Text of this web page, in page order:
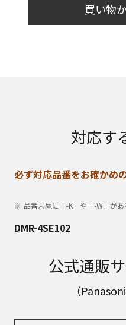
買い物
対応す
必ず対応品番をお確かめ
品番末尾に「-K」や「-W」があ
DMR-4SE102
公式通販
（